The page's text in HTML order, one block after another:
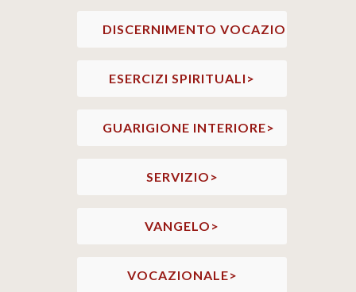
DISCERNIMENTO VOCAZIONALE>
ESERCIZI SPIRITUALI>
GUARIGIONE INTERIORE>
SERVIZIO>
VANGELO>
VOCAZIONALE>